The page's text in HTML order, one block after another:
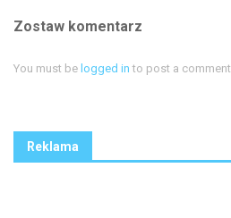
Zostaw komentarz
You must be logged in to post a comment.
Reklama